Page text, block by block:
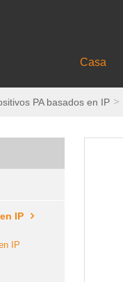
Casa
PA basados ​​en IP
IP
IP